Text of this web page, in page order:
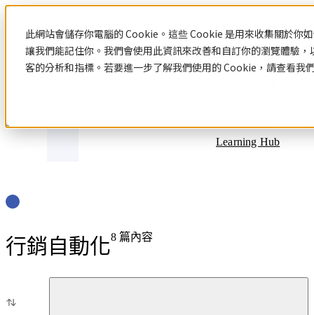
此網站會儲存你電腦的 Cookie。這些 Cookie 是用來收集關於你
讓我們能記住你。我們會使用此資訊來改善和自訂你的瀏覽體驗
客的分析和指標。若要進一步了解我們使用的 Cookie，請查看我
文章分類
Learning Hub
行銷自動化8 篇內容